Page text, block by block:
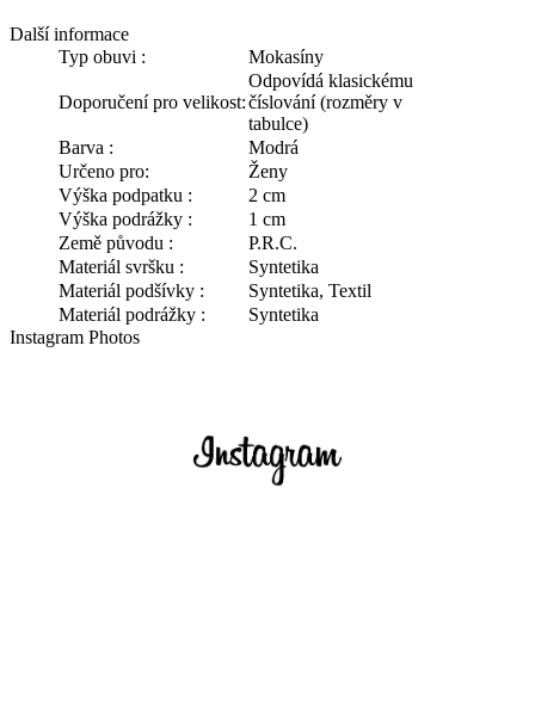
Další informace
Typ obuvi :
Mokasíny
Doporučení pro velikost:
Odpovídá klasickému
číslování (rozměry v
tabulce)
Barva :
Modrá
Určeno pro:
Ženy
Výška podpatku :
2 cm
Výška podrážky :
1 cm
Země původu :
P.R.C.
Materiál svršku :
Syntetika
Materiál podšívky :
Syntetika, Textil
Materiál podrážky :
Syntetika
Instagram Photos